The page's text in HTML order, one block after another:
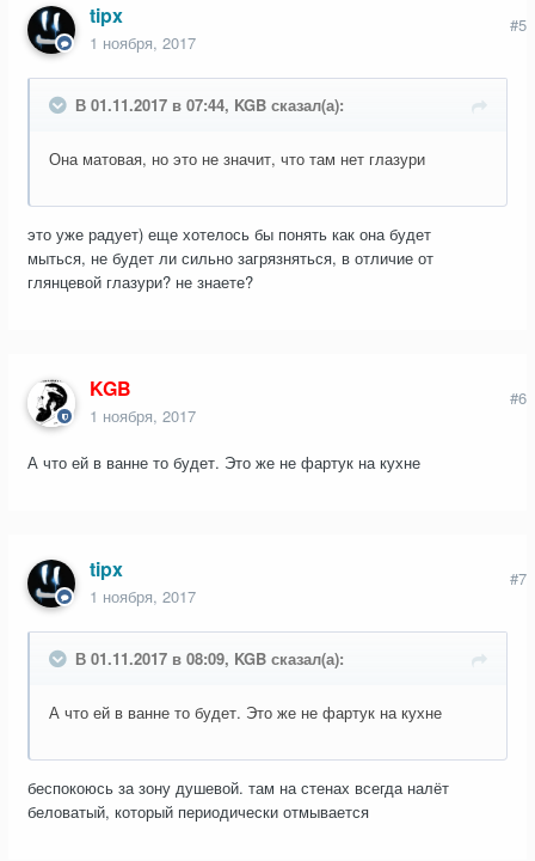
tipx
1 ноября, 2017
#5
В 01.11.2017 в 07:44, KGB сказал(а):
Она матовая, но это не значит, что там нет глазури
это уже радует) еще хотелось бы понять как она будет
мыться, не будет ли сильно загрязняться, в отличие от
глянцевой глазури? не знаете?
KGB
1 ноября, 2017
#6
А что ей в ванне то будет. Это же не фартук на кухне
tipx
1 ноября, 2017
#7
В 01.11.2017 в 08:09, KGB сказал(а):
А что ей в ванне то будет. Это же не фартук на кухне
беспокоюсь за зону душевой. там на стенах всегда налёт
беловатый, который периодически отмывается